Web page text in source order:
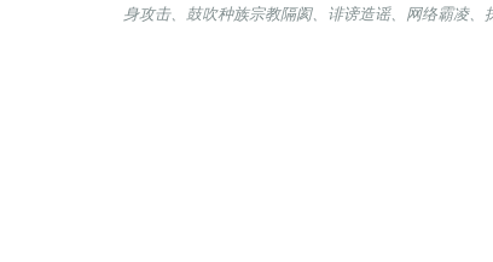
身攻击、鼓吹种族宗教隔阂、诽谤造谣、网络霸凌、